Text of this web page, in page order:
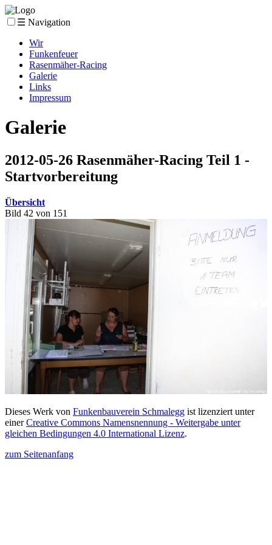
☰ Navigation
Wir
Funkenfeuer
Rasenmäher-Racing
Galerie
Links
Impressum
Galerie
2012-05-26 Rasenmäher-Racing Teil 1 -
Startvorbereitung
Übersicht
Bild 42 von 151
Dieses Werk von Funkenbauverein Schmalegg ist lizenziert unter
einerCreative Commons Namensnennung - Weitergabe unter
gleichen Bedingungen 4.0 International Lizenz.
zum Seitenanfang